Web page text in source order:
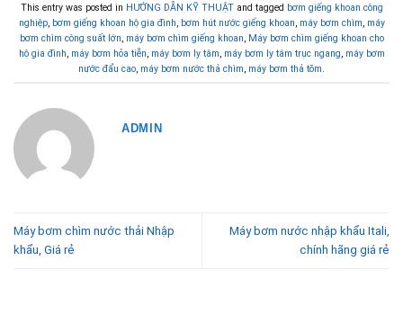
This entry was posted in HƯỚNG DẪN KỸ THUẬTand tagged bơm giếng khoan công
nghiệp, bơm giếng khoan hộ gia đình bơm hút nước giếng khoan máy bơm chìm máy
bơm chìm công suất lớn máy bơm chìm giếng khoan Máy bơm chìm giếng khoan cho
hộ gia đình máy bơm hỏa tiễn máy bơm ly tâm máy bơm ly tâm trục ngang máy bơm
nước đẩu cao máy bơm nước thả chìm máy bơm thả tõm
ADMIN
Máy bơm chìm nước thải Nhập
khẩu, Giá rẻ
Máy bơm nước nhập khẩu Itali,
chính hãng giá rẻ